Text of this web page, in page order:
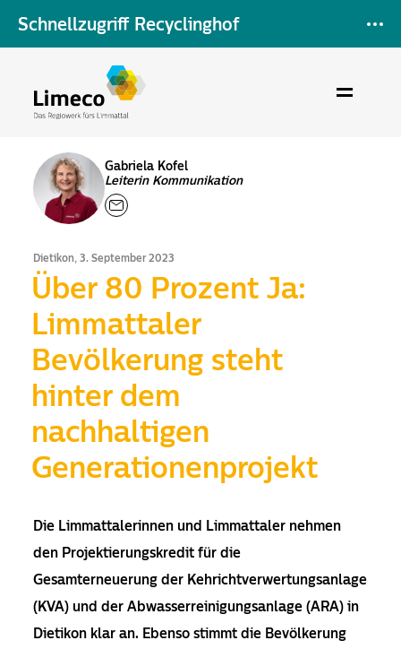
Schnellzugriff Recyclinghof
Gabriela Kofel
Leiterin Kommunikation
Dietikon, 3. September 2023
Über 80 Prozent Ja:
Limmattaler
Bevölkerung steht
hinter dem
nachhaltigen
Generationenprojekt
Die Limmattalerinnen und Limmattaler nehmen
den Projektierungskredit für die
Gesamterneuerung der Kehrichtverwertungsanlage
(KVA) und der Abwasserreinigungsanlage (ARA) in
Dietikon klar an. Ebenso stimmt die Bevölkerung